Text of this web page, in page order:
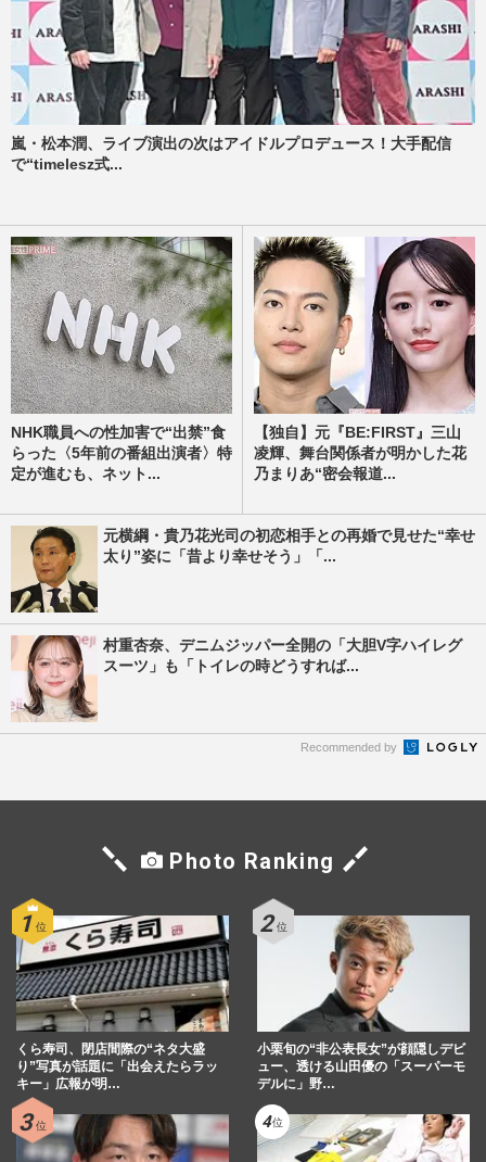
嵐・松本潤、ライブ演出の次はアイドルプロデュース！大手配信
で“timelesz式...
NHK職員への性加害で“出禁”食
らった〈5年前の番組出演者〉特
定が進むも、ネット...
【独自】元『BE:FIRST』三山
凌輝、舞台関係者が明かした花
乃まりあ“密会報道...
元横綱・貴乃花光司の初恋相手との再婚で見せた“幸せ
太り”姿に「昔より幸せそう」「...
村重杏奈、デニムジッパー全開の「大胆V字ハイレグ
スーツ」も「トイレの時どうすれば...
Recommended by
Photo Ranking
くら寿司、閉店間際の“ネタ大盛
り”写真が話題に「出会えたらラッ
キー」広報が明…
小栗旬の“非公表長女”が顔隠しデビ
ュー、透ける山田優の「スーパーモ
デルに」野…